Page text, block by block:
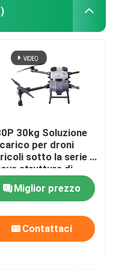
30kg Soluzione
per droni
sotto la serie Z
struttura di
e braccia
a forma di Z
Miglior prezzo
Contattaci